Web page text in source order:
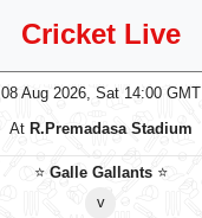
Cricket Live
08 Aug 2026, Sat 14:00 GMT
At R.Premadasa Stadium
⭐Galle Gallants ⭐
v